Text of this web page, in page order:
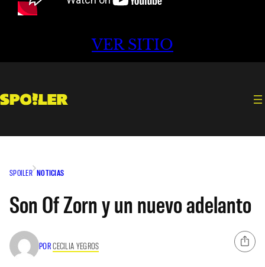
VER SITIO
SPOILER NOTICIAS
Son Of Zorn y un nuevo adelanto
PORCECILIA YEGROS